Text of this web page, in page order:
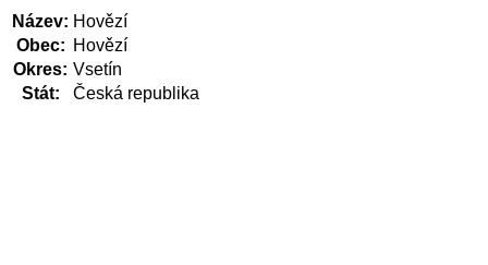
Název: Hovězí
Obec: Hovězí
Okres: Vsetín
Stát:
Česká republika